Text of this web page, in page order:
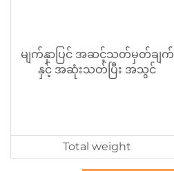
မျက်နှာပြင် အဆင့်သတ်မှတ်ချက်
နှင့် အဆုံးသတ်ပြီး အသွင်
Total weight